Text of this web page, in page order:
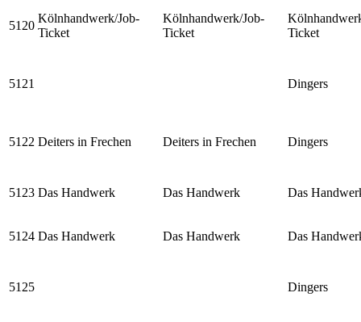
5120
Kölnhandwerk/Job-
Ticket
Kölnhandwerk/Job-
Ticket
Ticket
5121 Dingers
5122 Deiters in Frechen Deiters in Frechen Dingers
5123 Das Handwerk Das Handwerk Das
5124 Das Handwerk Das Handwerk Das
5125 Dingers